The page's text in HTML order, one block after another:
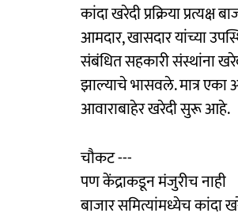
कांदा खरेदी प्रक्रिया
आमदार, खासदार यांच्या
संबंधित सहकारी संस्थांना
झाल्याचे भासवले. मात्र एका
आवाराबाहेर खरेदी सुरू आहे.
चौकट ---
पण केंद्राकडून मंजुरीच नाही
बाजार समित्यांमध्येच कांदा